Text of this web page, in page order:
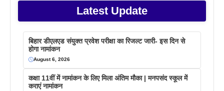
Latest Update
बिहार डीएलएड संयुक्त प्रवेश परीक्षा का रिजल्ट जारी- इस दिन से
होगा नामांकन
August 6, 2026
कक्षा 11वीं में नामांकन के लिए मिला अंतिम मौका | मनपसंद स्कूल में
कराएं नामांकन